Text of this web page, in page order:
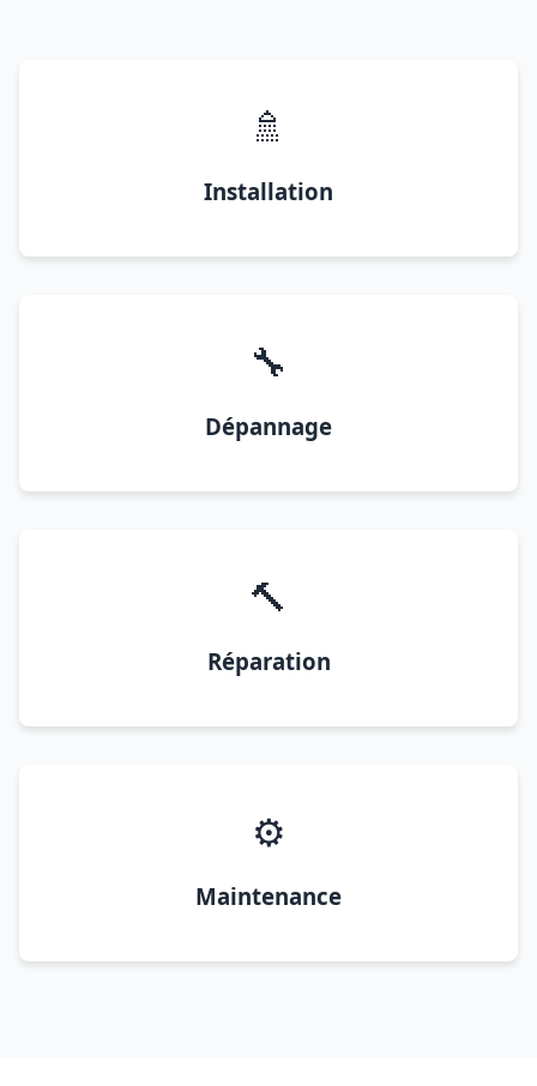
🚿
Installation
🔧
Dépannage
🔨
Réparation
⚙️
Maintenance